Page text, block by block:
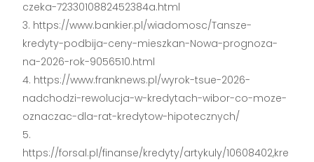
czeka-7233010882452384a.html
https://www.bankier.pl/wiadomosc/Tansze-
kredyty-podbija-ceny-mieszkan-Nowa-prognoza-
na-2026-rok-9056510.html
https://www.franknews.pl/wyrok-tsue-2026-
nadchodzi-rewolucja-w-kredytach-wibor-co-moze-
oznaczac-dla-rat-kredytow-hipotecznych/
https://forsal.pl/finanse/kredyty/artykuly/10608402,kre